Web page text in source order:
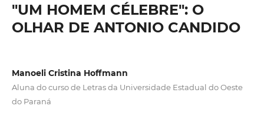
"UM HOMEM CÉLEBRE": O
OLHAR DE ANTONIO CANDIDO
Manoeli Cristina Hoffmann
Aluna do curso de Letras da Universidade Estadual do Oeste
do Paraná